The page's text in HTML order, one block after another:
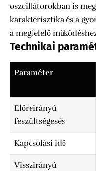
oszcillátorokban is
karakterisztika és a
a megfelelő
Technikai
Paraméter
Előreirányú
feszültségesés
Kapcsolási idő
Visszirányú